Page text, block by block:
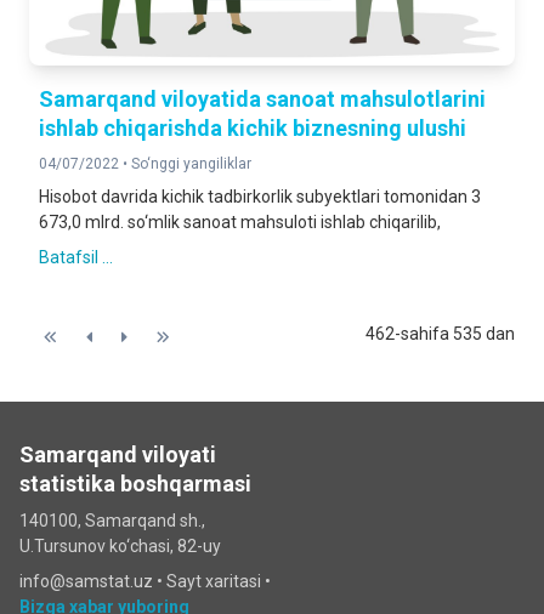
Samarqand viloyatida sanoat mahsulotlarini
ishlab chiqarishda kichik biznesning ulushi
04/07/2022 • So‘nggi yangiliklar
Hisobot davrida kichik tadbirkorlik subyektlari tomonidan 3
673,0 mlrd. so‘mlik sanoat mahsuloti ishlab chiqarilib,
Batafsil ...
462-sahifa 535 dan
Samarqand viloyati
statistika boshqarmasi
140100, Samarqand sh.,
U.Tursunov ko‘chаsi, 82-uy
info@samstat.uz • Sayt xaritasi •
Bizga xabar yuboring